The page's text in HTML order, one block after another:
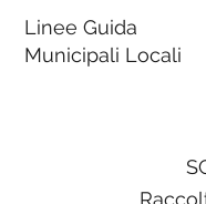
Linee Guida
Municipali Locali